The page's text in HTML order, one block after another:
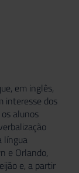
em inglês,
interesse dos
alunos
língua
e Orlando,
e, a partir